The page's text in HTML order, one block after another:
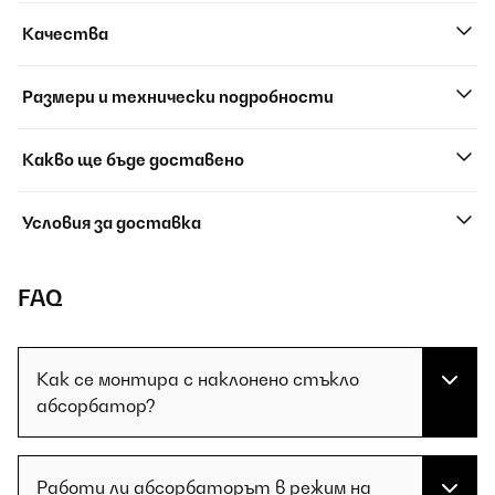
Качества
Размери и технически подробности
Какво ще бъде доставено
Условия за доставка
FAQ
Как се монтира с наклонено стъкло
абсорбатор?
Работи ли абсорбаторът в режим на